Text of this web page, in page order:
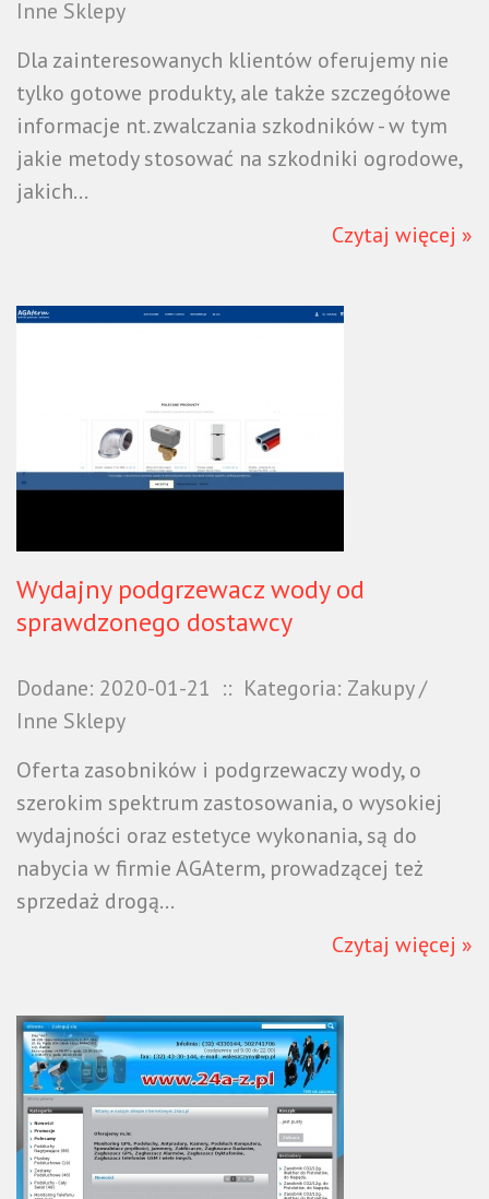
Inne Sklepy
Dla zainteresowanych klientów oferujemy nie
tylko gotowe produkty, ale także szczegółowe
informacje nt. zwalczania szkodników - w tym
jakie metody stosować na szkodniki ogrodowe,
jakich...
Czytaj więcej »
Wydajny podgrzewacz wody od
sprawdzonego dostawcy
Dodane: 2020-01-21 :: Kategoria: Zakupy /
Inne Sklepy
Oferta zasobników i podgrzewaczy wody, o
szerokim spektrum zastosowania, o wysokiej
wydajności oraz estetyce wykonania, są do
nabycia w firmie AGAterm, prowadzącej też
sprzedaż drogą...
Czytaj więcej »